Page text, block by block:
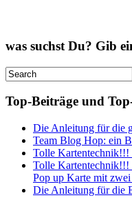
was suchst Du? Gib
Top-Beiträge und
Die Anleitung für die
Team Blog Hop: ein
Tolle Kartentechnik!!!
Tolle Kartentechnik!!!
Pop up Karte mit
Die Anleitung für die